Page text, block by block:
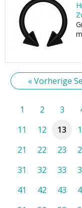
« Vorherige
1 2 3
11
12 13
21
22 23
31
32 33
41
42 43